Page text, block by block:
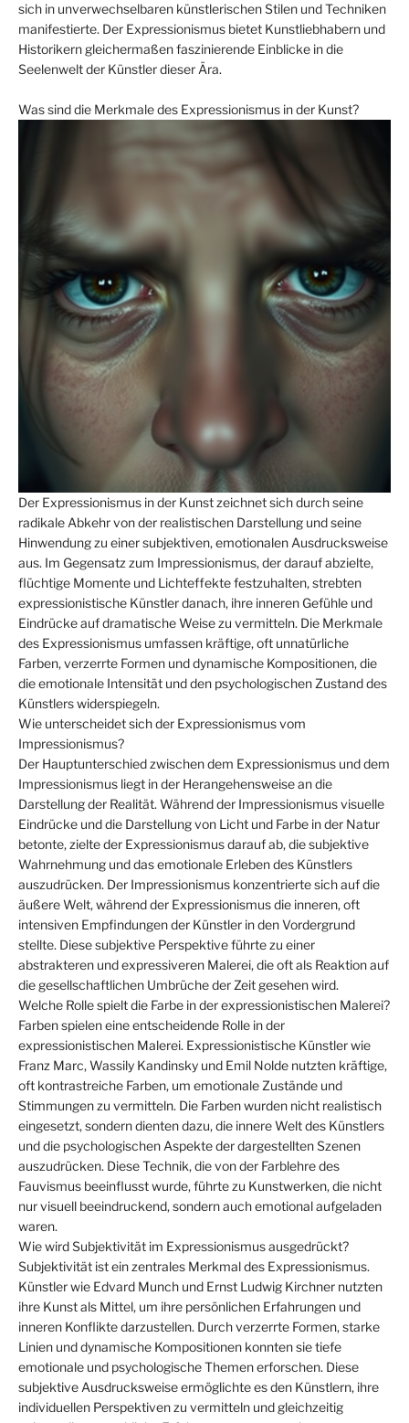
sich in unverwechselbaren künstlerischen Stilen und Techniken
manifestierte. Der Expressionismus bietet Kunstliebhabern und
Historikern gleichermaßen faszinierende Einblicke in die
Seelenwelt der Künstler dieser Ära.
Was sind die Merkmale des Expressionismus in der Kunst?
Der Expressionismus in der Kunst zeichnet sich durch seine
radikale Abkehr von der realistischen Darstellung und seine
Hinwendung zu einer subjektiven, emotionalen Ausdrucksweise
aus. Im Gegensatz zum Impressionismus, der darauf abzielte,
flüchtige Momente und Lichteffekte festzuhalten, strebten
expressionistische Künstler danach, ihre inneren Gefühle und
Eindrücke auf dramatische Weise zu vermitteln. Die Merkmale
des Expressionismus umfassen kräftige, oft unnatürliche
Farben, verzerrte Formen und dynamische Kompositionen, die
die emotionale Intensität und den psychologischen Zustand des
Künstlers widerspiegeln.
Wie unterscheidet sich der Expressionismus vom
Impressionismus?
Der Hauptunterschied zwischen dem Expressionismus und dem
Impressionismus liegt in der Herangehensweise an die
Darstellung der Realität. Während der Impressionismus visuelle
Eindrücke und die Darstellung von Licht und Farbe in der Natur
betonte, zielte der Expressionismus darauf ab, die subjektive
Wahrnehmung und das emotionale Erleben des Künstlers
auszudrücken. Der Impressionismus konzentrierte sich auf die
äußere Welt, während der Expressionismus die inneren, oft
intensiven Empfindungen der Künstler in den Vordergrund
stellte. Diese subjektive Perspektive führte zu einer
abstrakteren und expressiveren Malerei, die oft als Reaktion auf
die gesellschaftlichen Umbrüche der Zeit gesehen wird.
Welche Rolle spielt die Farbe in der expressionistischen Malerei?
Farben spielen eine entscheidende Rolle in der
expressionistischen Malerei. Expressionistische Künstler wie
Franz Marc, Wassily Kandinsky und Emil Nolde nutzten kräftige,
oft kontrastreiche Farben, um emotionale Zustände und
Stimmungen zu vermitteln. Die Farben wurden nicht realistisch
eingesetzt, sondern dienten dazu, die innere Welt des Künstlers
und die psychologischen Aspekte der dargestellten Szenen
auszudrücken. Diese Technik, die von der Farblehre des
Fauvismus beeinflusst wurde, führte zu Kunstwerken, die nicht
nur visuell beeindruckend, sondern auch emotional aufgeladen
waren.
Wie wird Subjektivität im Expressionismus ausgedrückt?
Subjektivität ist ein zentrales Merkmal des Expressionismus.
Künstler wie Edvard Munch und Ernst Ludwig Kirchner nutzten
ihre Kunst als Mittel, um ihre persönlichen Erfahrungen und
inneren Konflikte darzustellen. Durch verzerrte Formen, starke
Linien und dynamische Kompositionen konnten sie tiefe
emotionale und psychologische Themen erforschen. Diese
subjektive Ausdrucksweise ermöglichte es den Künstlern, ihre
individuellen Perspektiven zu vermitteln und gleichzeitig